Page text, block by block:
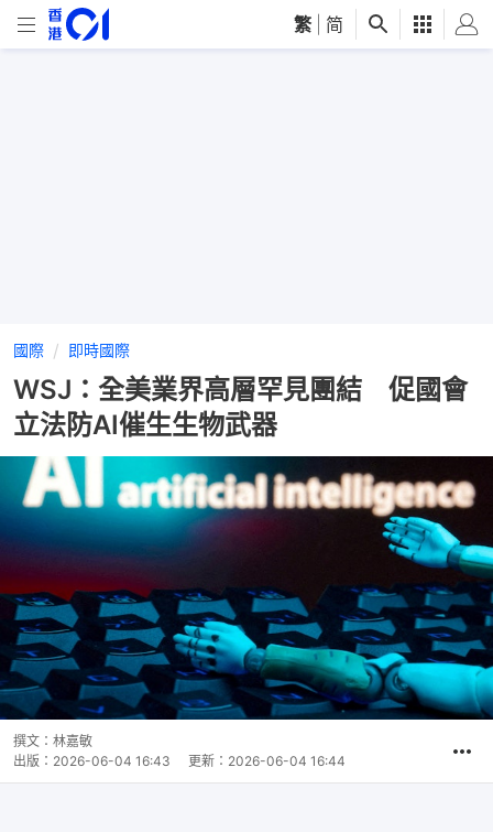
繁 简
國際 即時國際
WSJ：全美業界高層罕見團結 促國會
立法防AI催生生物武器
撰文： 林嘉敏
出版： 2026-06-04 16:43 更新： 2026-06-04 16:44